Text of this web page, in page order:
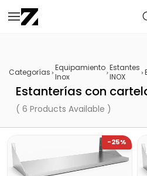
Saltar al
contenido
Categorías Equipamiento
Inox
Estantes
INOX
Estanterías con
( 6 Products Available )
-25%